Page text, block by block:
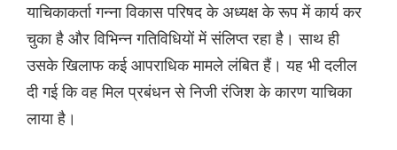
याचिकाकर्ता गन्ना विकास परिषद के अध्यक्ष के रूप में कार्य कर
चुका है और विभिन्न गतिविधियों में संलिप्त रहा है। साथ ही
उसके खिलाफ कई आपराधिक मामले लंबित हैं। यह भी दलील
दी गई कि वह मिल प्रबंधन से निजी रंजिश के कारण याचिका
लाया है।